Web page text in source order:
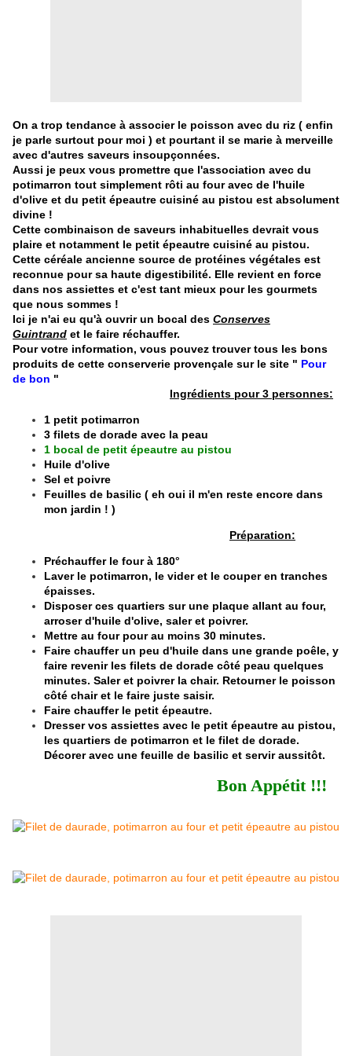
On a trop tendance à associer le poisson avec du riz ( enfin
je parle surtout pour moi ) et pourtant il se marie à merveille
avec d'autres saveurs insoupçonnées.
Aussi je peux vous promettre que l'association avec du
potimarron tout simplement rôti au four avec de l'huile
d'olive et du petit épeautre cuisiné au pistou est absolument
divine !
Cette combinaison de saveurs inhabituelles devrait vous
plaire et notamment le petit épeautre cuisiné au pistou.
Cette céréale ancienne source de protéines végétales est
reconnue pour sa haute digestibilité. Elle revient en force
dans nos assiettes et c'est tant mieux pour les gourmets
que nous sommes !
Ici je n'ai eu qu'à ouvrir un bocal des Conserves
Guintrand et le faire réchauffer.
Pour votre information, vous pouvez trouver tous les bons
produits de cette conserverie provençale sur le site " Pour
de bon "
Ingrédients pour 3 personnes:
1 petit potimarron
3 filets de dorade avec la peau
1 bocal de petit épeautre au pistou
Huile d'olive
Sel et poivre
Feuilles de basilic ( eh oui il m'en reste encore dans
mon jardin ! )
Préparation:
Préchauffer le four à 180°
Laver le potimarron, le vider et le couper en tranches
épaisses.
Disposer ces quartiers sur une plaque allant au four,
arroser d'huile d'olive, saler et poivrer.
Mettre au four pour au moins 30 minutes.
Faire chauffer un peu d'huile dans une grande poêle, y
faire revenir les filets de dorade côté peau quelques
minutes. Saler et poivrer la chair. Retourner le poisson
côté chair et le faire juste saisir.
Faire chauffer le petit épeautre.
Dresser vos assiettes avec le petit épeautre au pistou,
les quartiers de potimarron et le filet de dorade.
Décorer avec une feuille de basilic et servir aussitôt.
Bon Appétit !!!